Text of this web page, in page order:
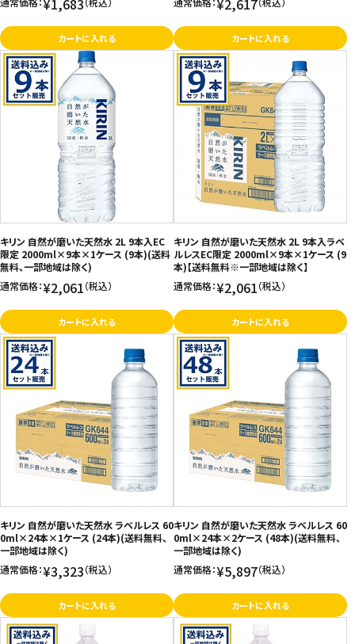
¥1,683
カートに入れる
¥2,617
カートに入れる
キリン 自然が磨いた天然水 2L 9本入EC
限定 2000ml×9本×1ケース (9本)(送料
無料、一部地域は除く)
通常価格：¥2,061（税込）
カートに入れる
キリン 自然が磨いた天然水 2L 9本入ラベ
ルレスEC限定 2000ml×9本×1ケース (9
本)【送料無料※一部地域は除く】
通常価格：¥2,061（税込）
カートに入れる
キリン 自然が磨いた天然水 ラベルレス 60
0ml×24本×1ケース (24本)(送料無料、
一部地域は除く)
通常価格：¥3,323（税込）
カートに入れる
キリン 自然が磨いた天然水 ラベルレス 60
0ml×24本×2ケース (48本)(送料無料、
一部地域は除く)
通常価格：¥5,897（税込）
カートに入れる